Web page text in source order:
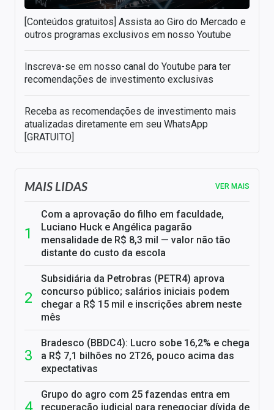
[Conteúdos gratuitos] Assista ao Giro do Mercado e
outros programas exclusivos em nosso Youtube
Inscreva-se em nosso canal do Youtube para ter
recomendações de investimento exclusivas
Receba as recomendações de investimento mais
atualizadas diretamente em seu WhatsApp
[GRATUITO]
MAIS LIDAS VER MAIS
Com a aprovação do filho em faculdade,
Luciano Huck e Angélica pagarão
mensalidade de R$ 8,3 mil — valor não tão
distante do custo da escola
Subsidiária da Petrobras (PETR4) aprova
concurso público; salários iniciais podem
chegar a R$ 15 mil e inscrições abrem neste
mês
Bradesco (BBDC4): Lucro sobe 16,2% e chega
a R$ 7,1 bilhões no 2T26, pouco acima das
expectativas
Grupo do agro com 25 fazendas entra em
recuperação judicial para renegociar dívida de